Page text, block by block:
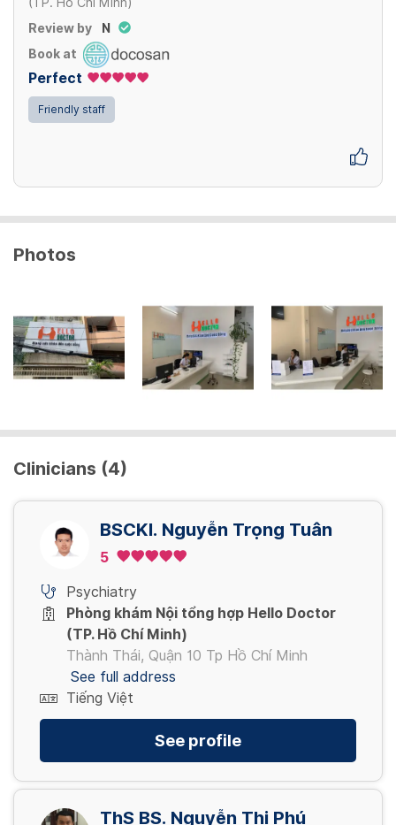
Review by
N
Book at
Perfect
Friendly staff
Photos
Clinicians (4)
BSCKI. Nguyễn Trọng Tuân
5
Psychiatry
Phòng khám Nội tổng hợp Hello Doctor
(TP. Hồ Chí Minh)
Thành Thái, Quận 10 Tp Hồ Chí Minh
See full address
Tiếng Việt
See profile
ThS BS. Nguyễn Thi Phú